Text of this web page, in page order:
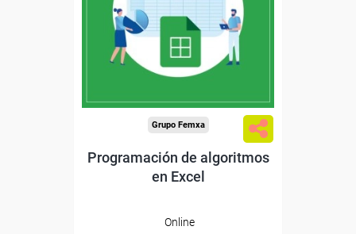
Sin requisitos de acceso
Diploma
Grupo Femxa
Programación de algoritmos
en Excel
Online